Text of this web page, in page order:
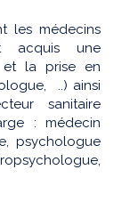
les médecins
acquis une
et la prise en
..) ainsi
sanitaire
: médecin
psychologue